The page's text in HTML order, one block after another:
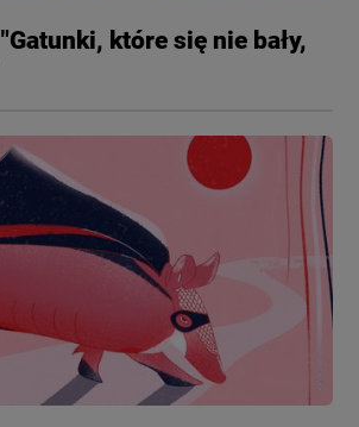
które się nie bały,